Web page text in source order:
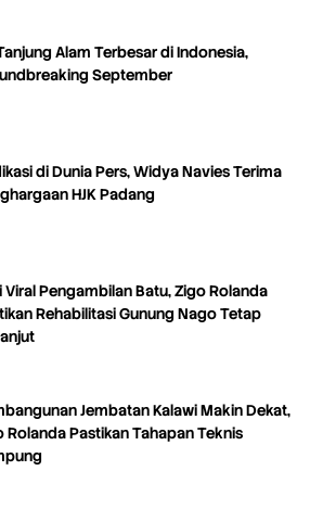
Alam Terbesar di Indonesia,
September
di Dunia Pers, Widya Navies Terima
HJK Padang
Viral Pengambilan Batu, Zigo Rolanda
Rehabilitasi Gunung Nago Tetap
Jembatan Kalawi Makin Dekat,
Rolanda Pastikan Tahapan Teknis